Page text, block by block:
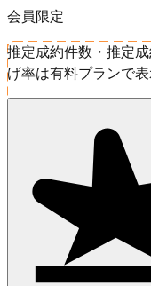
会員限定
推定成約件数・推定
げ率は有料プランで